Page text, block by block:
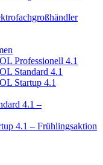
Professionell 4.1
Standard 4.1
Startup 4.1
4.1 –
4.1 – Frühlingsaktion